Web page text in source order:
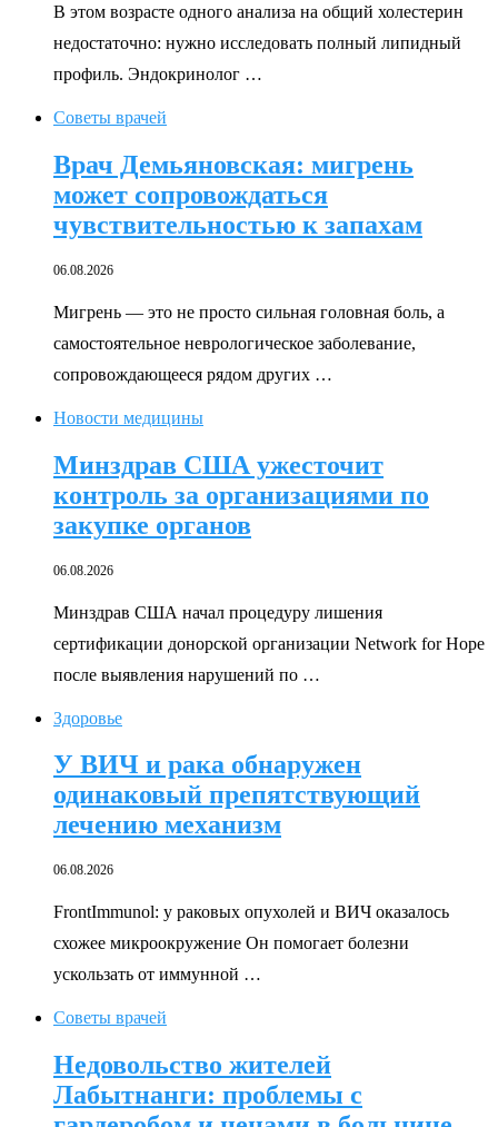
В этом возрасте одного анализа на общий холестерин
недостаточно: нужно исследовать полный липидный
профиль. Эндокринолог …
Советы врачей
Врач Демьяновская: мигрень
может сопровождаться
чувствительностью к запахам
06.08.2026
Мигрень — это не просто сильная головная боль, а
самостоятельное неврологическое заболевание,
сопровождающееся рядом других …
Новости медицины
Минздрав США ужесточит
контроль за организациями по
закупке органов
06.08.2026
Минздрав США начал процедуру лишения
сертификации донорской организации Network for Hope
после выявления нарушений по …
Здоровье
У ВИЧ и рака обнаружен
одинаковый препятствующий
лечению механизм
06.08.2026
FrontImmunol: у раковых опухолей и ВИЧ оказалось
схожее микроокружение Он помогает болезни
ускользать от иммунной …
Советы врачей
Недовольство жителей
Лабытнанги: проблемы с